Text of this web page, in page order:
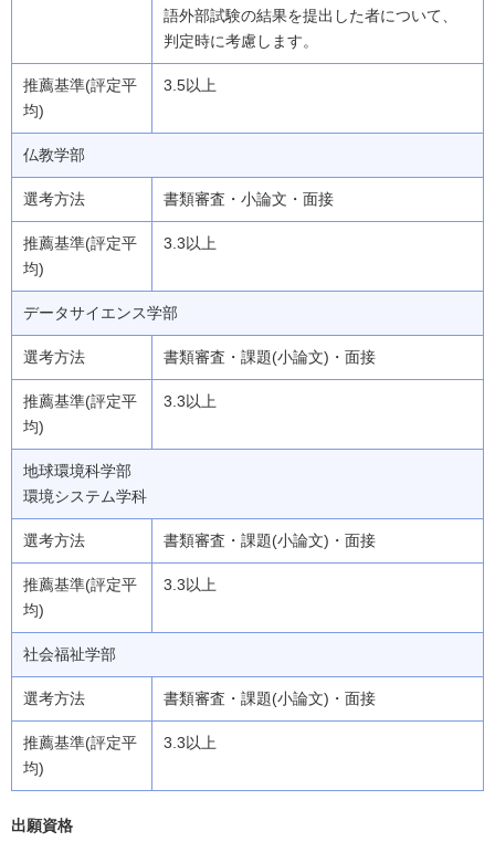
語外部試験の結果を提出した者について、
判定時に考慮します。
3.5以上
仏教学部
書類審査・小論文・面接
3.3以上
データサイエンス学部
書類審査・課題(小論文)・面接
3.3以上
地球環境科学部
環境システム学科
書類審査・課題(小論文)・面接
3.3以上
社会福祉学部
書類審査・課題(小論文)・面接
3.3以上
出願資格